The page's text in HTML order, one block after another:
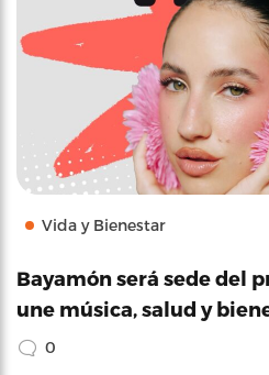
Vida y Bienestar
Bayamón será sede del
une música, salud y
0